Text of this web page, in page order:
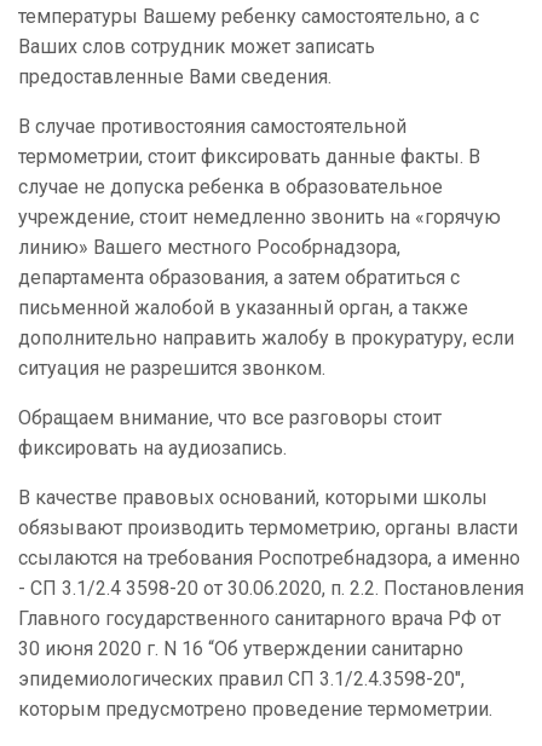
температуры Вашему ребенку самостоятельно, а с
Ваших слов сотрудник может записать
предоставленные Вами сведения.
В случае противостояния самостоятельной
термометрии, стоит фиксировать данные факты. В
случае не допуска ребенка в образовательное
учреждение, стоит немедленно звонить на «горячую
линию» Вашего местного Рособрнадзора,
департамента образования, а затем обратиться с
письменной жалобой в указанный орган, а также
дополнительно направить жалобу в прокуратуру, если
ситуация не разрешится звонком.
Обращаем внимание, что все разговоры стоит
фиксировать на аудиозапись.
В качестве правовых оснований, которыми школы
обязывают производить термометрию, органы власти
ссылаются на требования Роспотребнадзора, а именно
- СП 3.1/2.4 3598-20 от 30.06.2020, п. 2.2. Постановления
Главного государственного санитарного врача РФ от
30 июня 2020 г. N 16 “Об утверждении санитарно
эпидемиологических правил СП 3.1/2.4.3598-20",
которым предусмотрено проведение термометрии.